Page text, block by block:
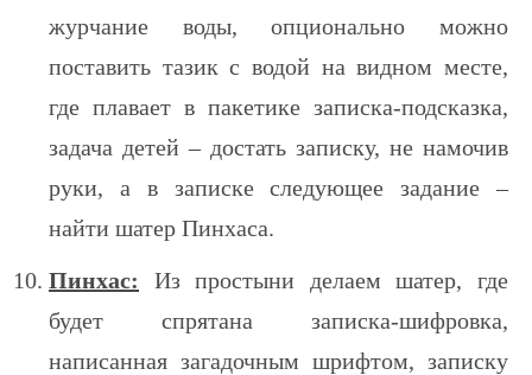
журчание воды, опционально можно
поставить тазик с водой на видном месте,
где плавает в пакетике записка-подсказка,
задача детей – достать записку, не намочив
руки, а в записке следующее задание –
найти шатер Пинхаса.
Пинхас: Из простыни делаем шатер, где
будет спрятана записка-шифровка,
написанная загадочным шрифтом, записку